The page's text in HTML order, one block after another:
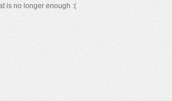
is no longer enough :(